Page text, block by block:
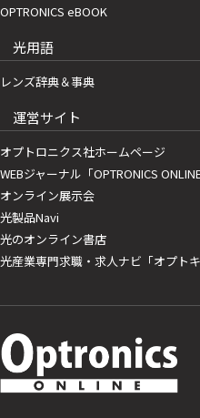
OPTRONICS eBOOK
光用語
レンズ辞典＆事典
運営サイト
オプトロニクス社ホームページ
WEBジャーナル「OPTRONICS ONLINE
オンライン展示会
光製品Navi
光のオンライン書店
光産業専門求職・求人ナビ「オプトキ